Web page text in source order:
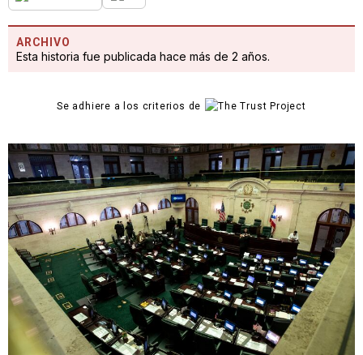
ARCHIVO
Esta historia fue publicada hace más de 2 años.
Se adhiere a los criterios de